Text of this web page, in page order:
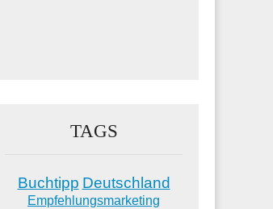
TAGS
Buchtipp Deutschland
Empfehlungsmarketing